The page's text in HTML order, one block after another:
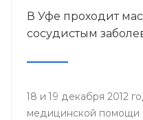
В Уфе проходит
сосудистым
18 и 19 декабря 2012
медицинской